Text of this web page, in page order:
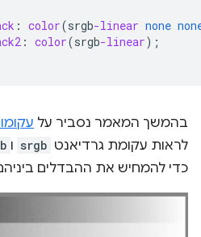
: color(srgb-linear none
: color(srgb-linear);
בהמשך המאמר נסביר על
לראות עקומת גרדיאנט srgb ו
כדי להמחיש את ההבדלים